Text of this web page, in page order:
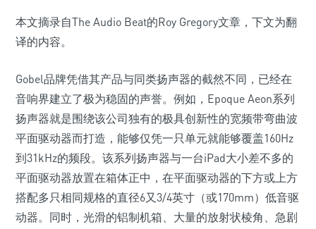
本文摘录自The Audio Beat的Roy Gregory文章，下文为翻
译的内容。
Gobel品牌凭借其产品与同类扬声器的截然不同，已经在
音响界建立了极为稳固的声誉。例如，Epoque Aeon系列
扬声器就是围绕该公司独有的极具创新性的宽频带弯曲波
平面驱动器而打造，能够仅凭一只单元就能够覆盖160Hz
到31kHz的频段。该系列扬声器与一台iPad大小差不多的
平面驱动器放置在箱体正中，在平面驱动器的下方或上方
搭配多只相同规格的直径6又3/4英寸（或170mm）低音驱
动器。同时，光滑的铝制机箱、大量的放射状棱角、急剧